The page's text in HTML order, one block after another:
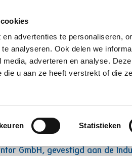
advertenties te personaliseren,
analyseren. Ook delen we
adverteren en analyse.
u aan ze heeft verstrekt of die
Statistieken
GmbH, gevestigd aan de